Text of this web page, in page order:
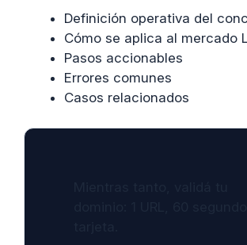
Definición operativa del
Cómo se aplica al mercado
Pasos accionables
Errores comunes
Casos relacionados